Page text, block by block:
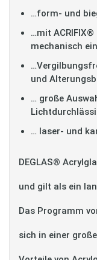
…form- und
…mit
mechanisch
und
… große
… laser- und
DEGLAS®
und gilt als ein
Das Programm
sich in einer